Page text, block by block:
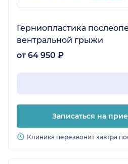
Герниопластика
вентральной грыжи
от 64 950 ₽
Записаться на
Клиника перезвонит завтра